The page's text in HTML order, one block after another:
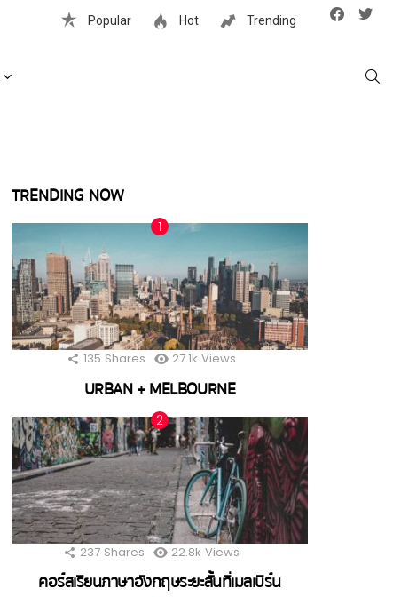
Popular Hot Trending
Facebook
TRENDING NOW
135 Shares 27.1k Views
URBAN + MELBOURNE
237 Shares 22.8k Views
คอร์สเรียนภาษาอังกฤษระยะสั้นที่เมลเบิร์น